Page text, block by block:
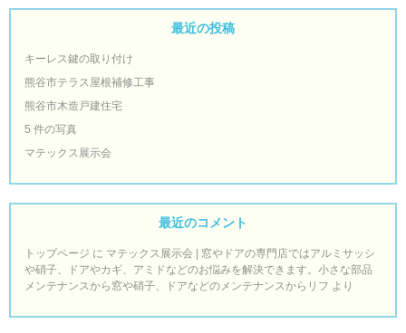
最近の投稿
キーレス鍵の取り付け
熊谷市テラス屋根補修工事
熊谷市木造戸建住宅
5 件の写真
マテックス展示会
最近のコメント
トップページ に マテックス展示会 | 窓やドアの専門店ではアルミサッシ
や硝子、ドアやカギ、アミドなどのお悩みを解決できます。小さな部品
メンテナンスから窓や硝子、ドアなどのメンテナンスからリフ より